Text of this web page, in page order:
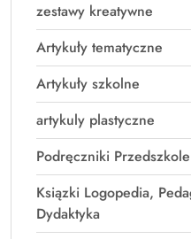
zestawy kreatywne
Artykuły tematyczne
Artykuły szkolne
artykuly plastyczne
Podręczniki Przedszkole
Ksiązki Logopedia,
Dydaktyka